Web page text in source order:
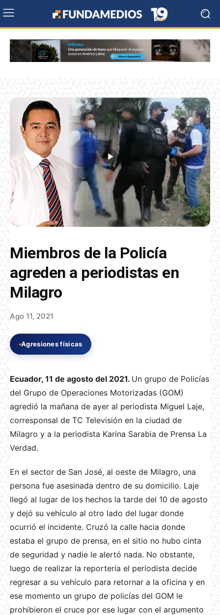
Miembros de la Policía
agreden a periodistas en
Milagro
Ago 11, 2021
Agresiones físicas
Ecuador, 11 de agosto del 2021. Un grupo de Policías
del Grupo de Operaciones Motorizadas (GOM)
agredió la mañana de ayer al periodista Miguel Laje,
corresponsal de TC Televisión en la ciudad de
Milagro y a la periodista Karina Sarabia de Prensa La
Verdad.
En el sector de San José, al oeste de Milagro, una
persona fue asesinada dentro de su domicilio. Laje
llegó al lugar de los hechos la tarde del 10 de agosto
y dejó su vehículo al otro lado del lugar donde
ocurrió el incidente. Cruzó la calle hacia donde
estaba el grupo de prensa, en el sitio no hubo cinta
de seguridad y nadie le alertó nada. No obstante,
luego de realizar la reportería el periodista decide
regresar a su vehículo para retornar a la oficina y en
ese momento un grupo de policías del GOM le
prohibieron el cruce por ese lugar con el argumento